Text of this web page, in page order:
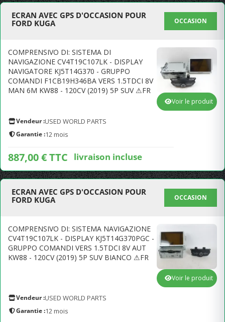
ECRAN AVEC GPS D'OCCASION POUR
FORD KUGA
OCCASION
COMPRENSIVO DI: SISTEMA DI
NAVIGAZIONE CV4T19C107LK - DISPLAY
NAVIGATORE KJ5T14G370 - GRUPPO
COMANDI F1CB19H346BA VERS 1.5TDCI 8V
MAN 6M KW88 - 120CV (2019) 5P SUV ⚠FR
Vendeur :USED WORLD PARTS
Garantie :12 mois
887,00 € TTC livraison incluse
Voir le produit
ECRAN AVEC GPS D'OCCASION POUR
FORD KUGA
OCCASION
COMPRENSIVO DI: SISTEMA NAVIGAZIONE
CV4T19C107LK - DISPLAY KJ5T14G370PGC -
GRUPPO COMANDI VERS 1.5TDCI 8V AUT
KW88 - 120CV (2019) 5P SUV BIANCO ⚠FR
Vendeur :USED WORLD PARTS
Garantie :12 mois
Voir le produit